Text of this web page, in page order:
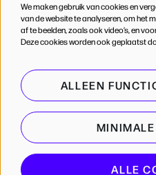
We maken gebruik van cookies en
van de website te analyseren, om het
af te beelden, zoals ook video’s, en
Deze cookies worden ook geplaatst
ALLEEN
ALLE